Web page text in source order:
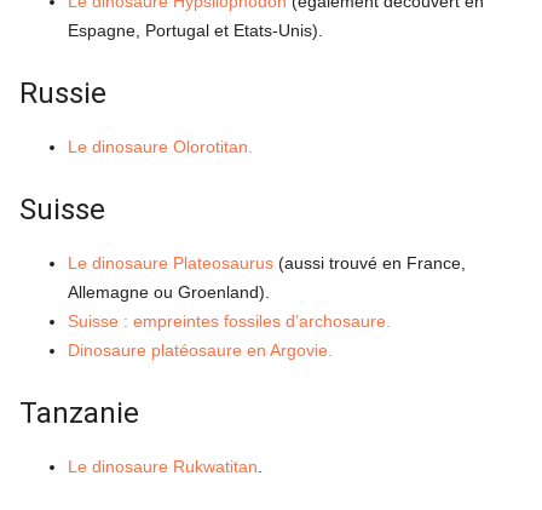
Espagne, Portugal et Etats-Unis).
Russie
Le dinosaure Olorotitan.
Suisse
Le dinosaure Plateosaurus (aussi trouvé en France,
Allemagne ou Groenland).
Suisse : empreintes fossiles d’archosaure.
Dinosaure platéosaure en Argovie.
Tanzanie
Le dinosaure Rukwatitan